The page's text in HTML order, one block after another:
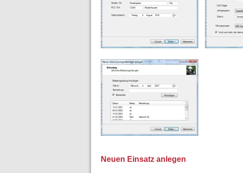
Neuen Einsatz anlegen